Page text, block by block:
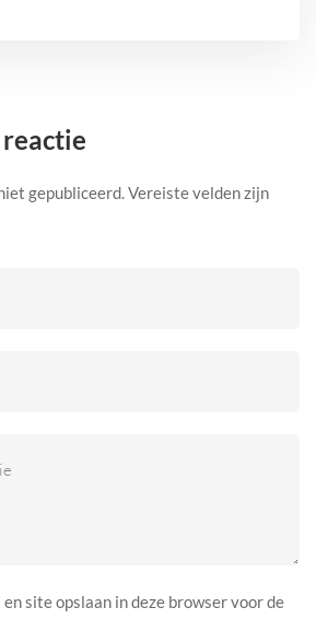
gepubliceerd.Vereiste velden zijn
site opslaan in deze browser voor de